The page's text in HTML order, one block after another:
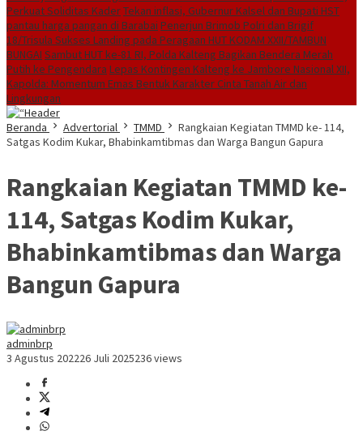
Perkuat Soliditas KaderTekan inflasi, Gubernur Kalsel dan Bupati HST
pantau harga pangan di Barabai Penerjun Brimob Polri dan Brigif
18/Trisula Sukses Landing pada Peragaan HUT KODAM XXII/TAMBUN
BUNGAI Sambut HUT ke-81 RI, Polda Kalteng Bagikan Bendera Merah
Putih ke Pengendara Lepas Kontingen Kalteng ke Jambore Nasional XII,
Kapolda: Momentum Emas Bentuk Karakter Cinta Tanah Air dan
Lingkungan
Beranda
Advertorial TMMD
Rangkaian Kegiatan TMMD ke- 114,
Satgas Kodim Kukar, Bhabinkamtibmas dan Warga Bangun Gapura
Rangkaian Kegiatan TMMD ke-
114, Satgas Kodim Kukar,
Bhabinkamtibmas dan Warga
Bangun Gapura
adminbrp
3 Agustus 202226 Juli 2025236 views